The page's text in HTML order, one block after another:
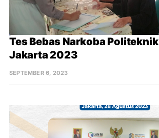
Tes Bebas Narkoba
Jakarta 2023
SEPTEMBER 6, 2023